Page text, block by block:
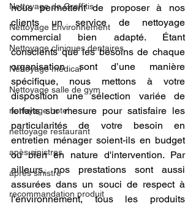
Nettoyage de Graffitis
Nettoyage Environnement
Nettoyage cliniques dentaires
Nettoyage médical
Nettoyage salle de gym
nettoyage hotel
nettoyage restaurant
apès sinistres
après sinistre
recommandation produit
nous permettent de proposer à nos
clients un service de nettoyage
commercial bien adapté. Étant
conscients que les besoins de chaque
organisation sont d’une manière
spécifique, nous mettons à votre
disposition une sélection variée de
forfaits sur mesure pour satisfaire les
particularités de votre besoin en
entretien ménager soient-ils en budget
ou bien en nature d'intervention. Par
ailleurs, nos prestations sont aussi
assurées dans un souci de respect à
l'environnement, tous les produits